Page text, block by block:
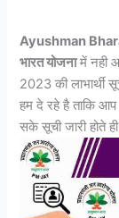
Ayushman
भारत योजनामें नही
2023 की लाभार्थी
हम दे रहे है ताकि
सके सूची जारी होते